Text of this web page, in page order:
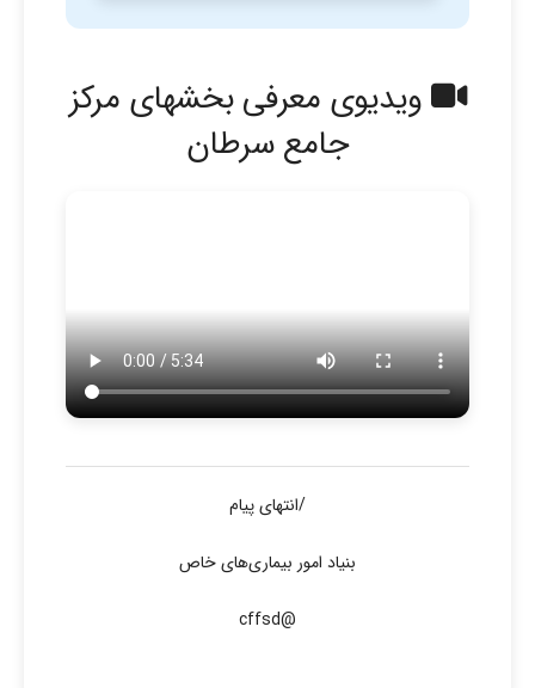
ویدیوی معرفی بخشهای مرکز
جامع سرطان
/انتهای پیام
بنیاد امور بیماری‌های خاص
@cffsd